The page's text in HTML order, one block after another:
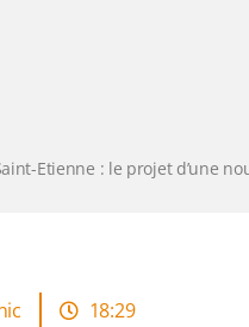
Etienne : le projet d’une
18:29